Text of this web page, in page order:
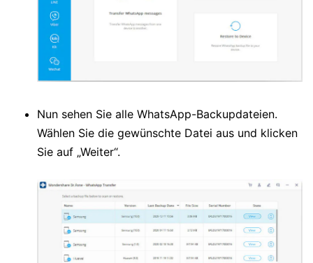
Nun sehen Sie alle WhatsApp-Backupdateien.
Wählen Sie die gewünschte Datei aus und klicken
Sie auf „Weiter“.